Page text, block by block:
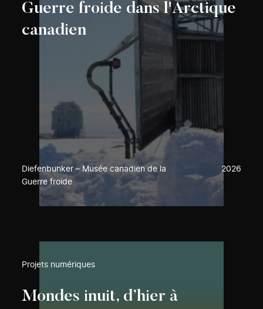
Guerre froide dans l'Arctique
canadien
Diefenbunker – Musée canadien de la
Guerre froide
2026
Projets numériques
Mondes inuit, d’hier à